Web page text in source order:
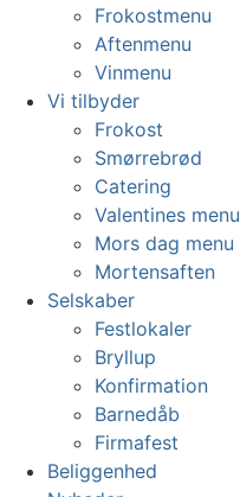
Frokostmenu
Aftenmenu
Vinmenu
Vi tilbyder
Frokost
Smørrebrød
Catering
Valentines menu
Mors dag menu
Mortensaften
Selskaber
Festlokaler
Bryllup
Konfirmation
Barnedåb
Firmafest
Beliggenhed